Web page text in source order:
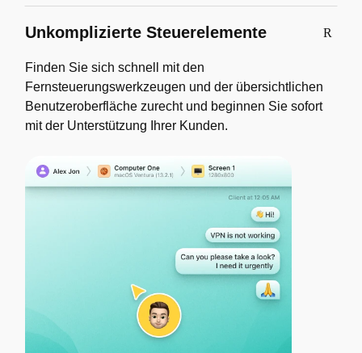
Unkomplizierte Steuerelemente
Finden Sie sich schnell mit den
Fernsteuerungswerkzeugen und der übersichtlichen
Benutzeroberfläche zurecht und beginnen Sie sofort
mit der Unterstützung Ihrer Kunden.